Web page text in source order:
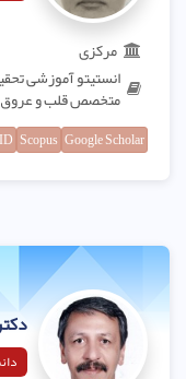
مرکزی
انستیتو آموزشی
متخصص قلب و عروق
Google Scholar
Scopus